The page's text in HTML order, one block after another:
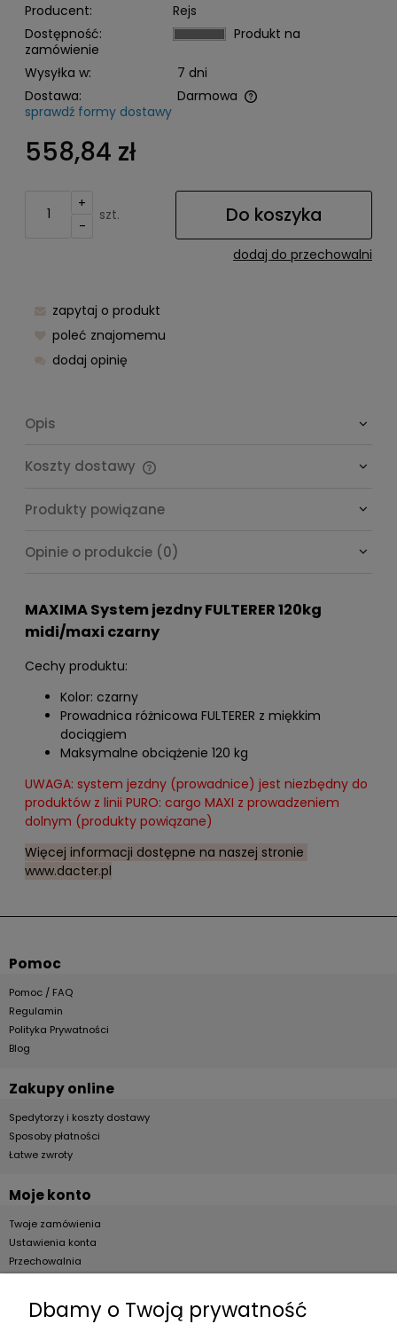
Producent:
Rejs
Dostępność:
Produkt na
zamówienie
Wysyłka w:
7 dni
Dostawa:
Darmowa
Cena nie zawiera ewentualnych kosztów płatności
sprawdź formy dostawy
558,84 zł
+
-
szt. Do koszyka
dodaj do przechowalni
zapytaj o produkt
poleć znajomemu
dodaj opinię
Opis
Koszty dostawy
Produkty powiązane
Opinie o produkcie (0)
MAXIMA System jezdny FULTERER 120kg
midi/maxi czarny
Cechy produktu:
Kolor: czarny
Prowadnica różnicowa FULTERER z miękkim
dociągiem
Maksymalne obciążenie 120 kg
UWAGA: system jezdny (prowadnice) jest niezbędny do
produktów z linii PURO: cargo MAXI z prowadzeniem
dolnym (produkty powiązane)
Więcej informacji dostępne na naszej stronie
www.dacter.pl
Pomoc
Pomoc / FAQ
Regulamin
Polityka Prywatności
Blog
Zakupy online
Spedytorzy i koszty dostawy
Sposoby płatności
Łatwe zwroty
Moje konto
Twoje zamówienia
Ustawienia konta
Przechowalnia
Dla firm
Dbamy o Twoją prywatność